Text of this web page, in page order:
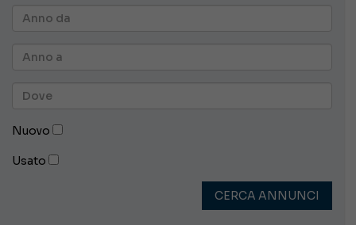
Nuovo
Usato
CERCA ANNUNCI